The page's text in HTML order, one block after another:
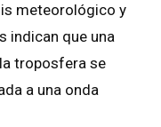
meteorológico y
indican que una
troposfera se
a una onda